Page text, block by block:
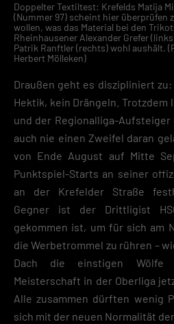
Doppelter Textiltest: Krefelds Matija
(Nummer 97) scheint hier überprüfen
wollen, was das Material bei den
Rheinhausener Alexander Grefer
Patrik Ranftler (rechts) wohl aushält.
Herbert Mölleken)
Draußen geht es diszipliniert
Hektik, kein Drängeln.
und der Regionalliga-Aufsteiger
auch nie einen Zweifel daran
von Ende August auf Mitte
Punktspiel-Starts an seiner
an der Krefelder Straße
Gegner ist der Drittligist
gekommen ist, um für sich am
die Werbetrommel zu rühren –
Dach die einstigen Wölfe
Meisterschaft in der Oberliga
Alle zusammen dürften wenig
sich mit der neuen Normalität